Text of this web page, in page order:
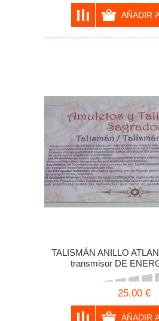
TALISMÁN ANILLO
transmisor DE
25,00 €